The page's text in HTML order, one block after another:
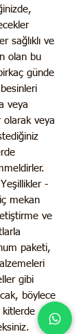
sağlıklı ve
olan bu
günde
veya
olarak veya
Yeşillikler -
mekan
ve
paketi,
gibi
böylece
kitlerde